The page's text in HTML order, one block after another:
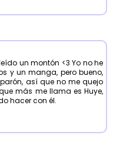
un montón <3 Yo no he
y un manga, pero bueno,
así que no me quejo
más me llama es Huye,
hacer con él.